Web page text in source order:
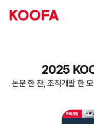
2025
논문 한 잔, 조직개발 한